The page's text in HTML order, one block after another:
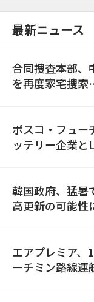
最新ニュース
合同捜査本部、
を再度家宅捜
ポスコ・フュー
ッテリー企業と
韓国政府、猛暑
高更新の可能性
エアプレミア、
ーチミン路線